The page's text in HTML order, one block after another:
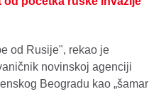
od Rusije", rekao je
novinskoj agenciji
Beogradu kao „šamar